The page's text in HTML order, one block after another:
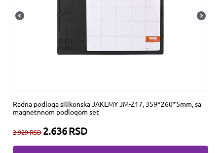
Radna podloga silikonska JAKEMY JM-Z17, 359*260*5mm, sa
magnetnnom podlogom set
2.929RSD 2.636RSD